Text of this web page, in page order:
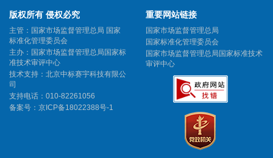
版权所有 侵权必究
主管：国家市场监督管理总局 国家
标准化管理委员会
主办：国家市场监督管理总局国家标
准技术审评中心
技术支持：北京中标赛宇科技有限公
司
支持电话：010-82261056
备案号： 京ICP备18022388号-1
重要网站链接
国家市场监督管理总局
国家标准化管理委员会
国家市场监督管理总局国家标准技术
审评中心